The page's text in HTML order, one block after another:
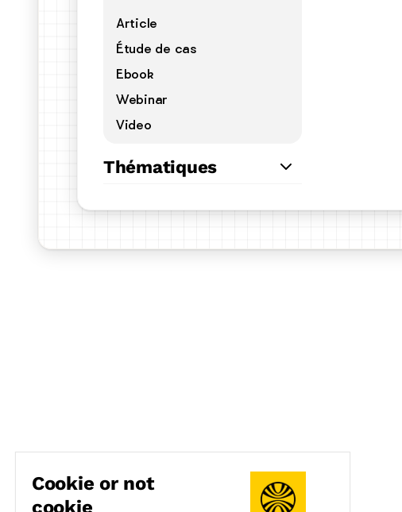
Cookie or not
cookie
Article
Étude de cas
Ebook
Webinar
Video
Thématiques